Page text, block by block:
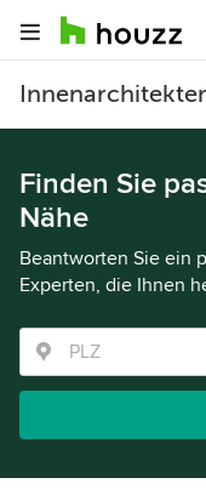
Finden Sie
Nähe
Beantworten Sie ein
Experten, die Ihnen